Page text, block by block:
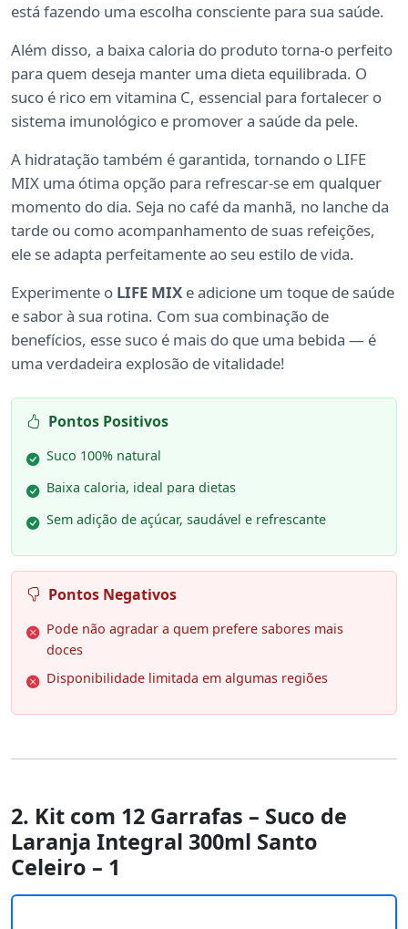
está fazendo uma escolha consciente para sua saúde.
Além disso, a baixa caloria do produto torna-o perfeito
para quem deseja manter uma dieta equilibrada. O
suco é rico em vitamina C, essencial para fortalecer o
sistema imunológico e promover a saúde da pele.
A hidratação também é garantida, tornando o LIFE
MIX uma ótima opção para refrescar-se em qualquer
momento do dia. Seja no café da manhã, no lanche da
tarde ou como acompanhamento de suas refeições,
ele se adapta perfeitamente ao seu estilo de vida.
Experimente o LIFE MIX e adicione um toque de saúde
e sabor à sua rotina. Com sua combinação de
benefícios, esse suco é mais do que uma bebida — é
uma verdadeira explosão de vitalidade!
Pontos Positivos
Suco 100% natural
Baixa caloria, ideal para dietas
Sem adição de açúcar, saudável e refrescante
Pontos Negativos
Pode não agradar a quem prefere sabores mais
doces
Disponibilidade limitada em algumas regiões
2. Kit com 12 Garrafas – Suco de
Laranja Integral 300ml Santo
Celeiro – 1